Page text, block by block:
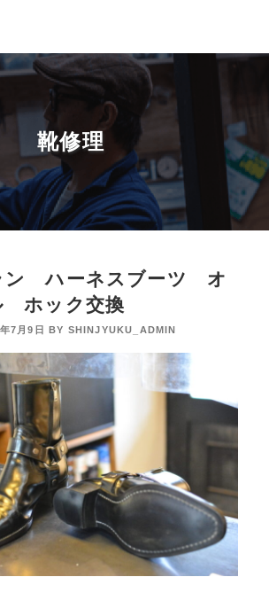
靴修理
ン ハーネスブーツ オ
ホック交換
7月9日 BY SHINJYUKU_ADMIN